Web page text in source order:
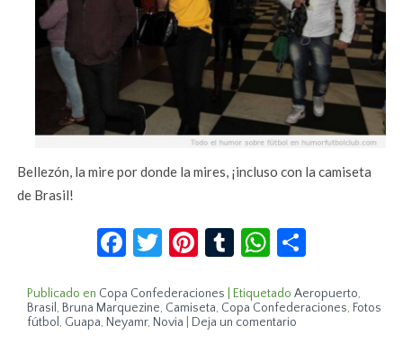
Bellezón, la mire por donde la mires, ¡incluso con la camiseta
de Brasil!
Facebook
Twitter
Pinterest
TumblrWhatsApp
Publicado en Copa Confederaciones Etiquetado Aeropuerto,
Brasil, Bruna Marquezine, Camiseta, Copa Confederaciones, Fotos
fútbol, Guapa, Neyamr, Novia Deja un comentario